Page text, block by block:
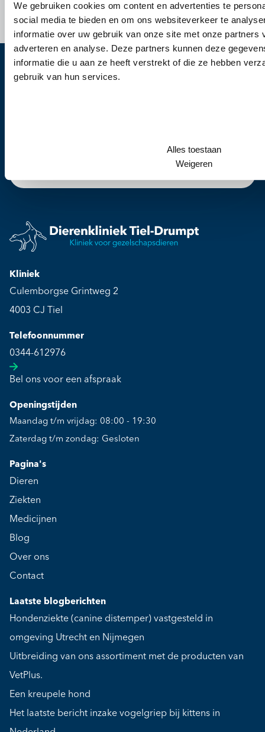
We gebruiken cookies om content en advertenties te
social media te bieden en om ons websiteverkeer te
informatie over uw gebruik van onze site met onze partners
adverteren en analyse. Deze partners kunnen deze
informatie die u aan ze heeft verstrekt of die ze hebben
gebruik van hun services.
Alles toestaan
Weigeren
Heb je vragen?
maken, dan kunt u vrijblijvend contact met ons
Kliniek
Culemborgse Grintweg 2
4003 CJ Tiel
Telefoonnummer
0344-612976
Bel ons voor een afspraak
Openingstijden
Maandag t/m vrijdag: 08:00 - 19:30
Zaterdag t/m zondag: Gesloten
Pagina's
Dieren
Ziekten
Medicijnen
Blog
Over ons
Contact
Laatste blogberichten
Hondenziekte (canine distemper) vastgesteld in
omgeving Utrecht en Nijmegen
Uitbreiding van ons assortiment met de producten van
VetPlus.
Een kreupele hond
Het laatste bericht inzake vogelgriep bij kittens in